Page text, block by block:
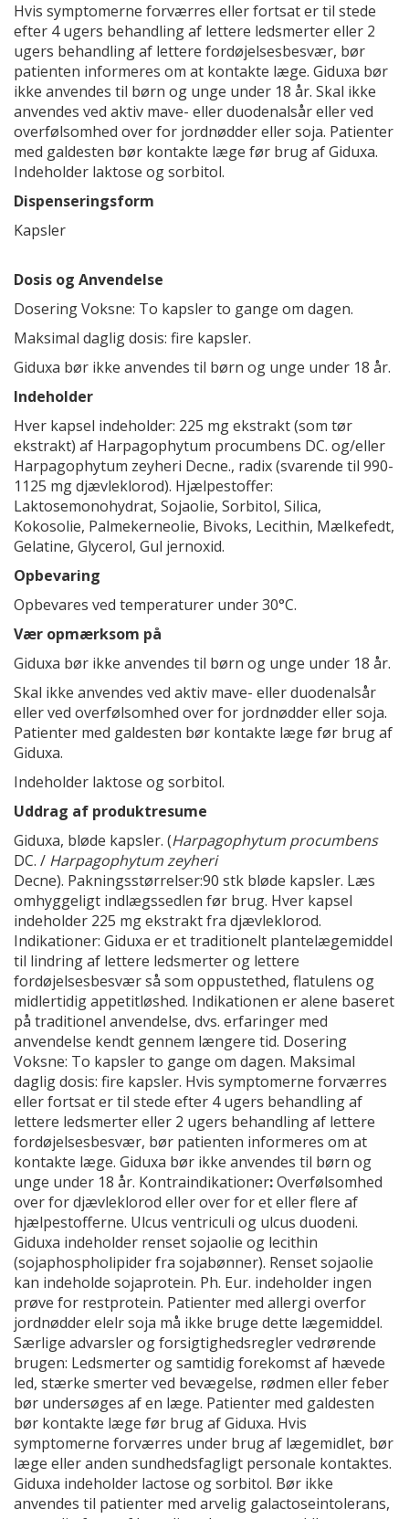
Hvis symptomerne forværres eller fortsat er til stede
efter 4 ugers behandling af lettere ledsmerter eller 2
ugers behandling af lettere fordøjelsesbesvær, bør
patienten informeres om at kontakte læge. Giduxa bør
ikke anvendes til børn og unge under 18 år. Skal ikke
anvendes ved aktiv mave- eller duodenalsår eller ved
overfølsomhed over for jordnødder eller soja. Patienter
med galdesten bør kontakte læge før brug af Giduxa.
Indeholder laktose og sorbitol.
Dispenseringsform
Kapsler
Dosis og Anvendelse
Dosering Voksne: To kapsler to gange om dagen.
Maksimal daglig dosis: fire kapsler.
Giduxa bør ikke anvendes til børn og unge under 18 år.
Indeholder
Hver kapsel indeholder: 225 mg ekstrakt (som tør
ekstrakt) af Harpagophytum procumbens DC. og/eller
Harpagophytum zeyheri Decne., radix (svarende til 990-
1125 mg djævleklorod). Hjælpestoffer:
Laktosemonohydrat, Sojaolie, Sorbitol, Silica,
Kokosolie, Palmekerneolie, Bivoks, Lecithin, Mælkefedt,
Gelatine, Glycerol, Gul jernoxid.
Opbevaring
Opbevares ved temperaturer under 30°C.
Vær opmærksom på
Giduxa bør ikke anvendes til børn og unge under 18 år.
Skal ikke anvendes ved aktiv mave- eller duodenalsår
eller ved overfølsomhed over for jordnødder eller soja.
Patienter med galdesten bør kontakte læge før brug af
Giduxa.
Indeholder laktose og sorbitol.
Uddrag af produktresume
Giduxa, bløde kapsler. (Harpagophytum procumbens
DC. / Harpagophytum zeyheri
Decne). Pakningsstørrelser:90 stk bløde kapsler. Læs
omhyggeligt indlægssedlen før brug. Hver kapsel
indeholder 225 mg ekstrakt fra djævleklorod.
Indikationer: Giduxa er et traditionelt plantelægemiddel
til lindring af lettere ledsmerter og lettere
fordøjelsesbesvær så som oppustethed, flatulens og
midlertidig appetitløshed. Indikationen er alene baseret
på traditionel anvendelse, dvs. erfaringer med
anvendelse kendt gennem længere tid. Dosering
Voksne: To kapsler to gange om dagen. Maksimal
daglig dosis: fire kapsler. Hvis symptomerne forværres
eller fortsat er til stede efter 4 ugers behandling af
lettere ledsmerter eller 2 ugers behandling af lettere
fordøjelsesbesvær, bør patienten informeres om at
kontakte læge. Giduxa bør ikke anvendes til børn og
unge under 18 år. Kontraindikationer:Overfølsomhed
over for djævleklorod eller over for et eller flere af
hjælpestofferne. Ulcus ventriculi og ulcus duodeni.
Giduxa indeholder renset sojaolie og lecithin
(sojaphospholipider fra sojabønner). Renset sojaolie
kan indeholde sojaprotein. Ph. Eur. indeholder ingen
prøve for restprotein. Patienter med allergi overfor
jordnødder elelr soja må ikke bruge dette lægemiddel.
Særlige advarsler og forsigtighedsregler vedrørende
brugen: Ledsmerter og samtidig forekomst af hævede
led, stærke smerter ved bevægelse, rødmen eller feber
bør undersøges af en læge. Patienter med galdesten
bør kontakte læge før brug af Giduxa. Hvis
symptomerne forværres under brug af lægemidlet, bør
læge eller anden sundhedsfagligt personale kontaktes.
Giduxa indeholder lactose og sorbitol. Bør ikke
anvendes til patienter med arvelig galactoseintolerans,